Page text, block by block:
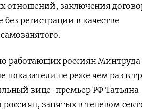
отношений, заключения
регистрации в качестве
работающих россиян Минтруда
показатели не реже чем раз в
вице-премьер РФ Татьяна
занятых в теневом